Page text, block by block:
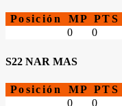
Posición MP PTS
0
0
S22 NAR MAS
Posición MP PTS
0
0